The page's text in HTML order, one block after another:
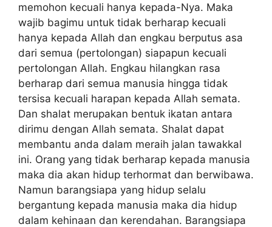
memohon kecuali hanya kepada-Nya. Maka
wajib bagimu untuk tidak berharap kecuali
hanya kepada Allah dan engkau berputus asa
dari semua (pertolongan) siapapun kecuali
pertolongan Allah. Engkau hilangkan rasa
berharap dari semua manusia hingga tidak
tersisa kecuali harapan kepada Allah semata.
Dan shalat merupakan bentuk ikatan antara
dirimu dengan Allah semata. Shalat dapat
membantu anda dalam meraih jalan tawakkal
ini. Orang yang tidak berharap kepada manusia
maka dia akan hidup terhormat dan berwibawa.
Namun barangsiapa yang hidup selalu
bergantung kepada manusia maka dia hidup
dalam kehinaan dan kerendahan. Barangsiapa